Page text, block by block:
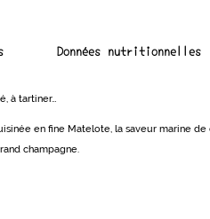
Données nutritionnelles
à tartiner…
en fine Matelote, la saveur marine
champagne.